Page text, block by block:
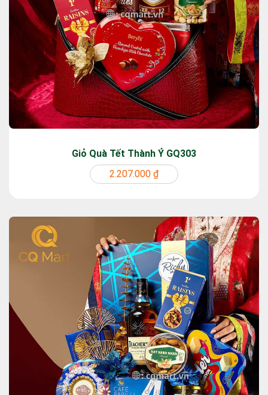
Giỏ Quà Tết Thành Ý GQ303
2.207.000 ₫